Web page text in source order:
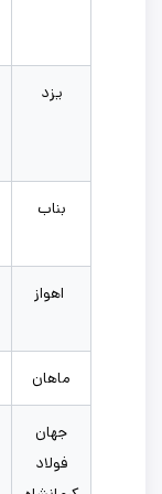
یزد
بناب
اهواز
ماهان
جهان
فولاد